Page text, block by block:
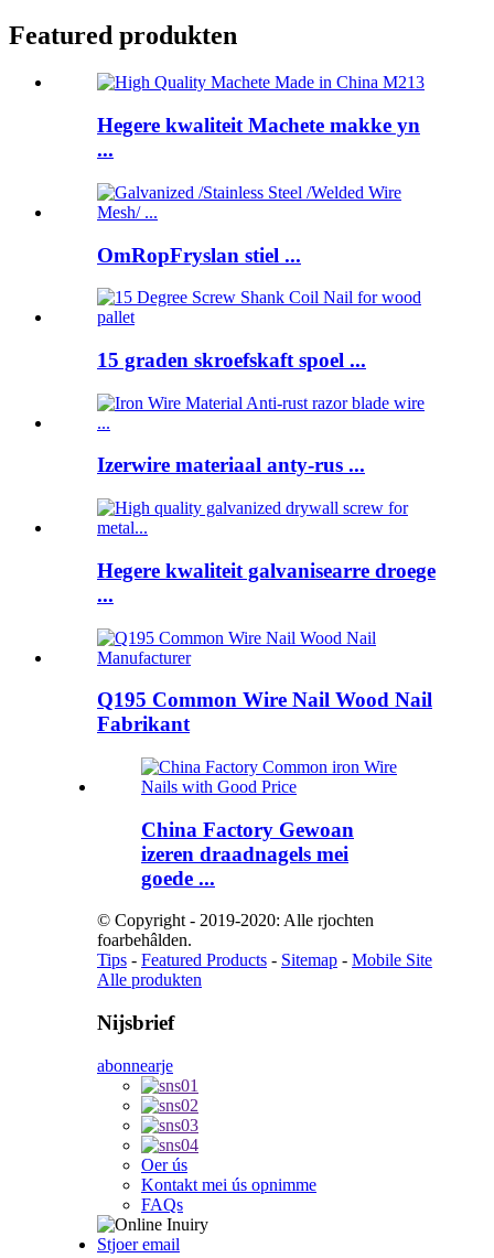
Featured produkten
Hegere kwaliteit Machete makke yn
...
OmRopFryslan stiel ...
15 graden skroefskaft spoel ...
Izerwire materiaal anty-rus ...
Hegere kwaliteit galvanisearre droege
...
Q195 Common Wire Nail Wood Nail
Fabrikant
China Factory Gewoan
izeren draadnagels mei
goede ...
© Copyright - 2019-2020: Alle rjochten
foarbehâlden.
Tips - Featured Products - Sitemap - Mobile Site
Alle produkten
Nijsbrief
abonnearje
Oer ús
Kontakt mei ús opnimme
FAQs
Stjoer email